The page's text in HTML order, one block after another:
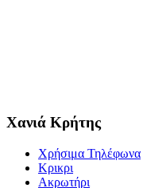
Χανιά Κρήτης
Χρήσιμα Τηλέφωνα
Κρικρι
Ακρωτήρι